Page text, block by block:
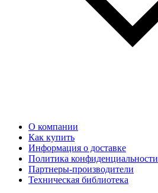
О компании
Как купить
Информация о доставке
Политика конфиденциальности
Партнеры-производители
Техническая библиотека